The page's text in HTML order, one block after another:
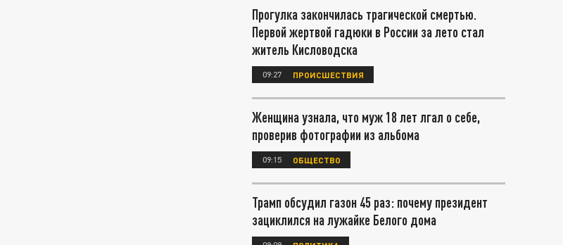
Прогулка закончилась трагической смертью.
Первой жертвой гадюки в России за лето стал
житель Кисловодска
09:27 ПРОИСШЕСТВИЯ
Женщина узнала, что муж 18 лет лгал о себе,
проверив фотографии из альбома
09:15 ОБЩЕСТВО
Трамп обсудил газон 45 раз: почему президент
зациклился на лужайке Белого дома